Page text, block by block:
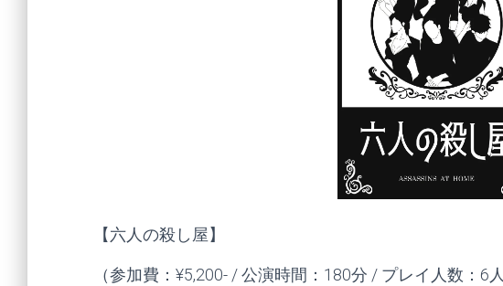
【六人の殺し屋】
（参加費：¥5,200- / 公演時間：180分 / プレイ人数：6人